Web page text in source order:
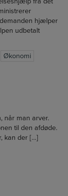
hjælper
udbetalt
Økonomi
når man arver.
til den afdøde.
kan der […]